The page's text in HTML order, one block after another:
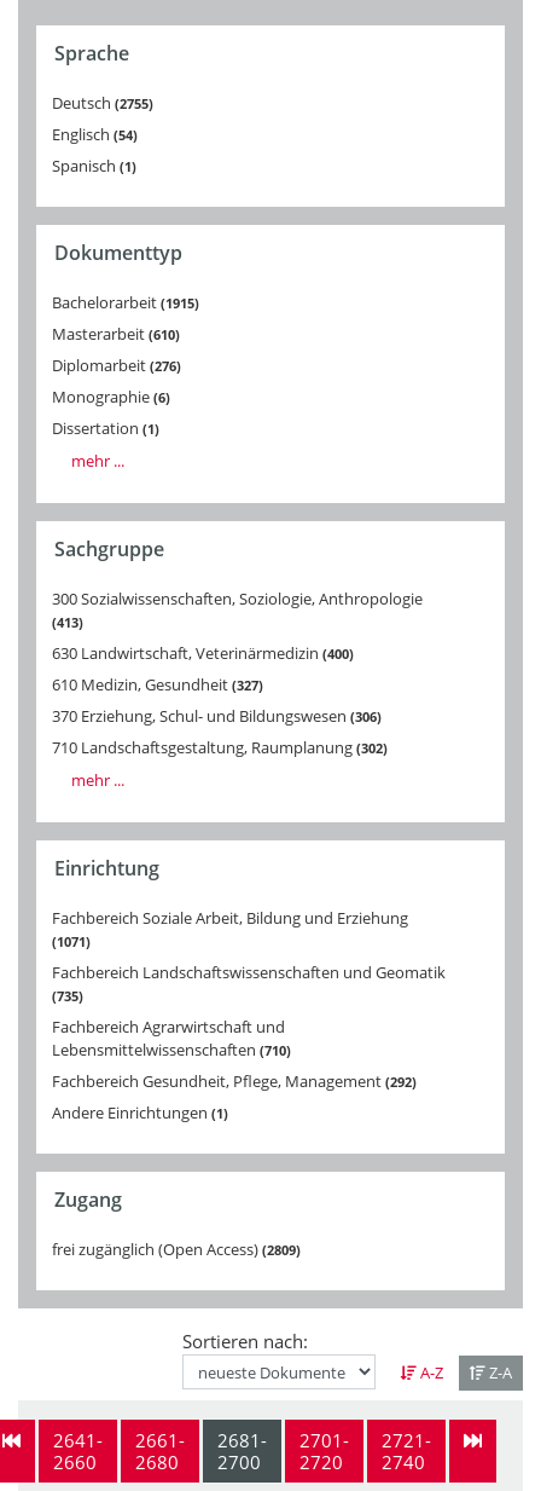
Sprache
Deutsch 2755
Englisch 54
Spanisch 1
Dokumenttyp
Bachelorarbeit 1915
Masterarbeit 610
Diplomarbeit 276
Monographie 6
Dissertation 1
mehr ...
Sachgruppe
300 Sozialwissenschaften, Soziologie, Anthropologie
413
630 Landwirtschaft, Veterinärmedizin 400
610 Medizin, Gesundheit 327
370 Erziehung, Schul- und Bildungswesen 306
710 Landschaftsgestaltung, Raumplanung 302
mehr ...
Einrichtung
Fachbereich Soziale Arbeit, Bildung und Erziehung
1071
Fachbereich Landschaftswissenschaften und Geomatik
735
Fachbereich Agrarwirtschaft und
Lebensmittelwissenschaften 710
Fachbereich Gesundheit, Pflege, Management 292
Andere Einrichtungen 1
Zugang
frei zugänglich (Open Access) 2809
Sortieren nach:
A-Z Z-A
2641-
2660
2661-
2680
2681-
2700
2701-
2720
2721-
2740